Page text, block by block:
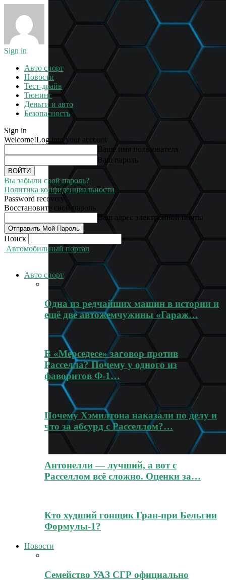
Sign in
Авто спорт
Новости
Тест-драйв
Тюнинг
Деньги и авто
Безопасность
Sign in
Welcome!Log into your account
Ваше имя пользователя
Ваш пароль
Вы забыли свой пароль?
Политика конфиденциальности
Password recovery
Восстановите свой пароль
Ваш адрес электронной почты
Поиск
Автомобильный портал
Авто спорт
Одна из редчайших машин в истории и
ещё две автожемчужины «Гараж…
В «Мерседесе» заговор против
Расселла? Почему у одного из
фаворитов Ф-1…
Почему Хэмилтона наказали по делу и
что за абсурд с Расселлом?…
Антонелли — лучший, а вот с
Расселлом всё сложно. Оценки за…
Кто худший гонщик Гран-при Бельгии
Формулы-1?
Новости
Семейство УАЗ СГР официально